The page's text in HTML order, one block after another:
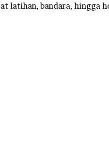
latihan, bandara, hingga